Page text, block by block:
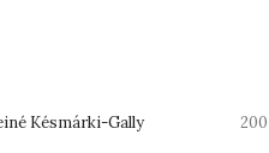
Késmárki-Gally